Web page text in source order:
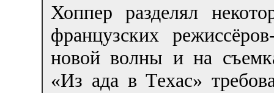
Хоппер разделял
французских
новой волны и на
«Из ада в Техас»